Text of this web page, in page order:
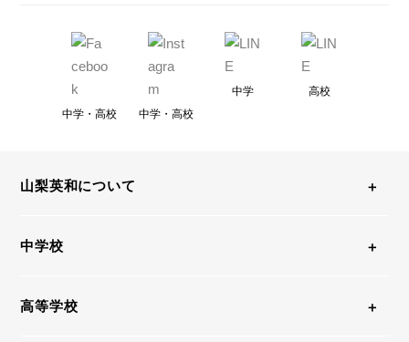
中学・高校 中学・高校
中学 高校
山梨英和について
中学校
高等学校